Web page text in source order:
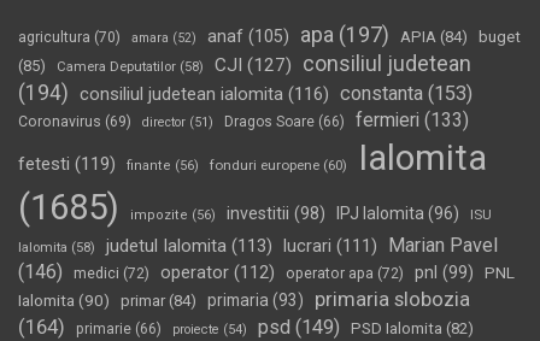
agricultura (70) amara (52) anaf (105) apa (197) APIA (84)
buget
(85)
Camera Deputatilor (58) CJI (127)
consiliul judetean
(194) consiliul judetean ialomita (116) constanta (153)
Coronavirus (69) director (51) Dragos Soare (66) fermieri (133)
fetesti (119) finante (56) fonduri europene (60)
Ialomita
(1685)
impozite (56) investitii (98) IPJ Ialomita (96) ISU
Ialomita (58) judetul Ialomita (113) lucrari (111)
Marian Pavel
(146)
medici (72) operator (112) operator apa (72) pnl (99)
PNL
Ialomita (90) primar(84) primaria (93)
primaria slobozia
(164)
primarie (66) proiecte (54) psd (149) PSD Ialomita (82)